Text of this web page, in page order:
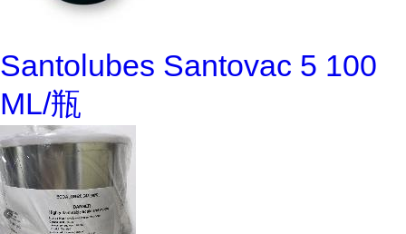
Santolubes Santovac 5 100
ML/瓶